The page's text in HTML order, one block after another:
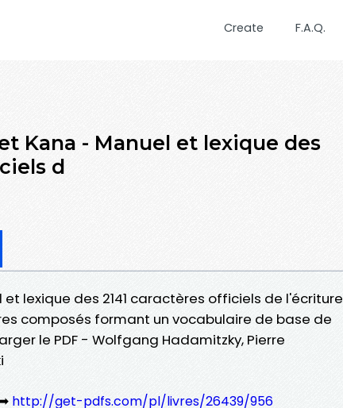
Create F.A.Q.
Kana - Manuel et lexique des
d
et lexique des 2141 caractères officiels de l'écriture
composés formant un vocabulaire de base de
le PDF - Wolfgang Hadamitzky, Pierre
http://get-pdfs.com/pl/livres/26439/956